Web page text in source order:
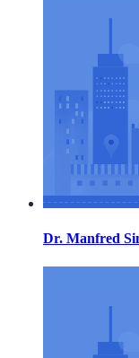
Dr. Manfred